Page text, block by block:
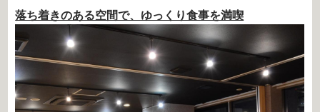
落ち着きのある空間で、ゆっくり食事を満喫